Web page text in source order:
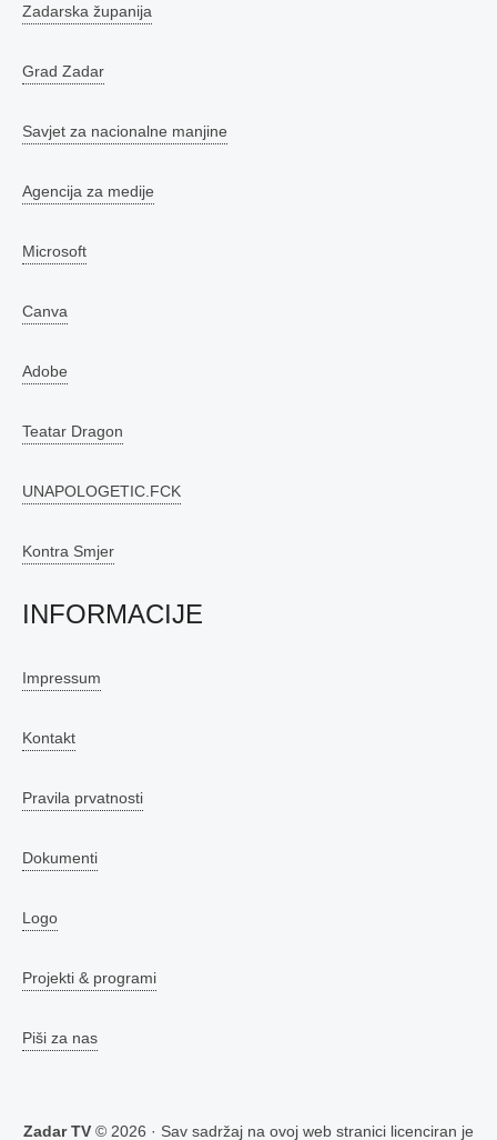
Zadarska županija
Grad Zadar
Savjet za nacionalne manjine
Agencija za medije
Microsoft
Canva
Adobe
Teatar Dragon
UNAPOLOGETIC.FCK
Kontra Smjer
INFORMACIJE
Impressum
Kontakt
Pravila prvatnosti
Dokumenti
Logo
Projekti & programi
Piši za nas
Zadar TV © 2026 · Sav sadržaj na ovoj web stranici licenciran je